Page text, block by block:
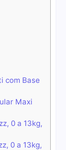
com Base
Maxi
0 a 13kg,
0 a 13kg,